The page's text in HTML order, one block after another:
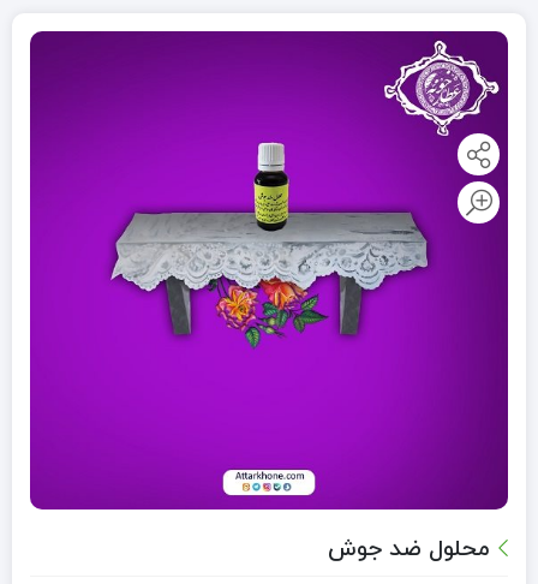
محلول ضد جوش